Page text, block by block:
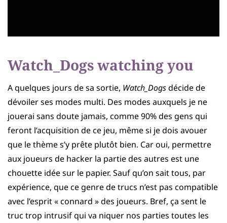
Watch_Dogs watching you
A quelques jours de sa sortie, Watch_Dogsdécide de
dévoiler ses modes multi. Des modes auxquels je ne
jouerai sans doute jamais, comme 90% des gens qui
feront l’acquisition de ce jeu, même si je dois avouer
que le thème s’y prête plutôt bien. Car oui, permettre
aux joueurs de hacker la partie des autres est une
chouette idée sur le papier. Sauf qu’on sait tous, par
expérience, que ce genre de trucs n’est pas compatible
avec l’esprit « connard » des joueurs. Bref, ça sent le
truc trop intrusif qui va niquer nos parties toutes les